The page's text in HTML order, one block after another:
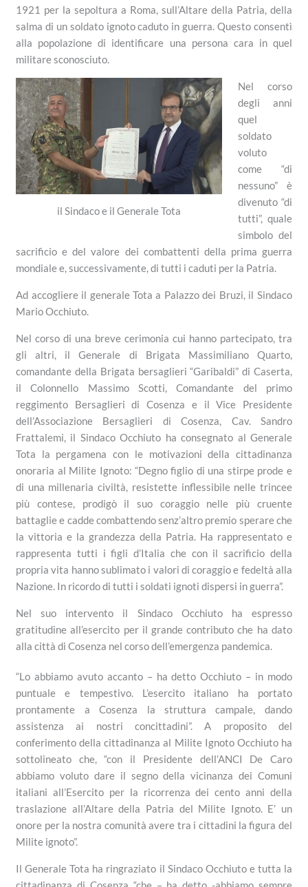
1921 per la sepoltura a Roma, sull’Altare della Patria, della
salma di un soldato ignoto caduto in guerra. Questo consentì
alla popolazione di identificare una persona cara in quel
militare sconosciuto.
il Sindaco e il Generale Tota
Nel corso
degli anni
quel
soldato
voluto
come “di
nessuno” è
divenuto “di
tutti”, quale
simbolo del
sacrificio e del valore dei combattenti della prima guerra
mondiale e, successivamente, di tutti i caduti per la Patria.
Ad accogliere il generale Tota a Palazzo dei Bruzi, il Sindaco
Mario Occhiuto.
Nel corso di una breve cerimonia cui hanno partecipato, tra
gli altri, il Generale di Brigata Massimiliano Quarto,
comandante della Brigata bersaglieri “Garibaldi” di Caserta,
il Colonnello Massimo Scotti, Comandante del primo
reggimento Bersaglieri di Cosenza e il Vice Presidente
dell’Associazione Bersaglieri di Cosenza, Cav. Sandro
Frattalemi, il Sindaco Occhiuto ha consegnato al Generale
Tota la pergamena con le motivazioni della cittadinanza
onoraria al Milite Ignoto: “Degno figlio di una stirpe prode e
di una millenaria civiltà, resistette inflessibile nelle trincee
più contese, prodigò il suo coraggio nelle più cruente
battaglie e cadde combattendo senz’altro premio sperare che
la vittoria e la grandezza della Patria. Ha rappresentato e
rappresenta tutti i figli d’Italia che con il sacrificio della
propria vita hanno sublimato i valori di coraggio e fedeltà alla
Nazione. In ricordo di tutti i soldati ignoti dispersi in guerra”.
Nel suo intervento il Sindaco Occhiuto ha espresso
gratitudine all’esercito per il grande contributo che ha dato
alla città di Cosenza nel corso dell’emergenza pandemica.
“Lo abbiamo avuto accanto – ha detto Occhiuto – in modo
puntuale e tempestivo. L’esercito italiano ha portato
prontamente a Cosenza la struttura campale, dando
assistenza ai nostri concittadini”. A proposito del
conferimento della cittadinanza al Milite Ignoto Occhiuto ha
sottolineato che, “con il Presidente dell’ANCI De Caro
abbiamo voluto dare il segno della vicinanza dei Comuni
italiani all’Esercito per la ricorrenza dei cento anni della
traslazione all’Altare della Patria del Milite Ignoto. E’ un
onore per la nostra comunità avere tra i cittadini la figura del
Milite ignoto”.
Il Generale Tota ha ringraziato il Sindaco Occhiuto e tutta la